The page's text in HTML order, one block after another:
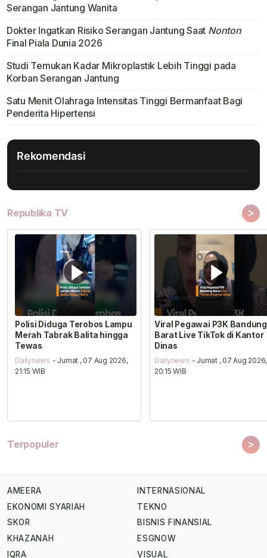
Serangan Jantung Wanita
Dokter Ingatkan Risiko Serangan Jantung Saat Nonton
Final Piala Dunia 2026
Studi Temukan Kadar Mikroplastik Lebih Tinggi pada
Korban Serangan Jantung
Satu Menit Olahraga Intensitas Tinggi Bermanfaat Bagi
Penderita Hipertensi
Rekomendasi
Republika TV >
Polisi Diduga Terobos Lampu
Merah Tabrak Balita hingga
Tewas
Dailynews - Jumat , 07 Aug 2026,
21:15 WIB
Viral Pegawai P3K Bandung
Barat Live TikTok di Kantor
Dinas
Dailynews - Jumat , 07 Aug 2026,
20:15 WIB
Terpopuler >
AMEERA
EKONOMI SYARIAH
SKOR
KHAZANAH
IQRA
INTERNASIONAL
TEKNO
BISNIS FINANSIAL
ESGNOW
VISUAL